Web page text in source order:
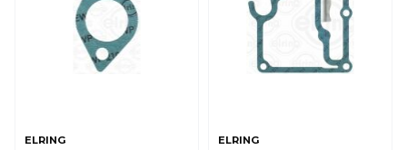
NISSAN
ELRING ELRING